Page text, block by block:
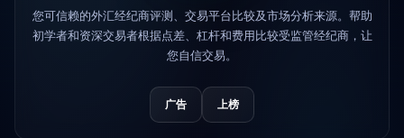
Tickmill提现速度现为24小时 4d
您可信赖的外汇经纪商评测、交易平台比较及市场分析来源。帮助
初学者和资深交易者根据点差、杠杆和费用比较受监管经纪商，让
您自信交易。
广告 上榜